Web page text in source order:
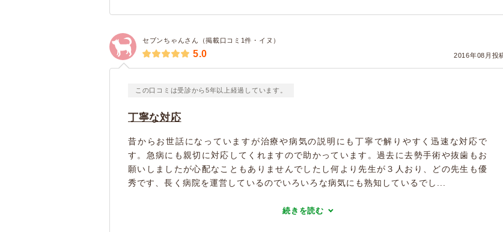
セブンちゃんさん（掲載口コミ1件・イヌ）
2016年08月投
5.0
この口コミは受診から5年以上経過しています。
丁寧な対応
昔からお世話になっていますが治療や病気の説明にも丁寧で解りやすく迅速な対応で
す。急病にも親切に対応してくれますので助かっています。過去に去勢手術や抜歯もお
願いしましたが心配なこともありませんでしたし何より先生が３人おり、どの先生も優
秀です、長く病院を運営しているのでいろいろな病気にも熟知しているでし...
続きを読む